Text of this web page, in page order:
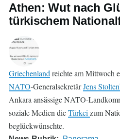
Athen: Wut nach
türkischem
Griechenland reichte am Mittwoch
NATO-GeneralsekretärJens
Ankara ansässige NATO-
soziale Medien dieTürkei zum
beglückwünschte.